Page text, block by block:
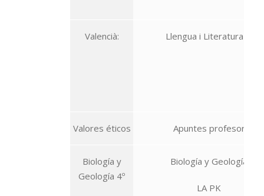
Valencià: Llengua i Literatura 4.
Valores éticos Apuntes profesor
Biología y
Geología 4º
Biología y Geología
LA PK